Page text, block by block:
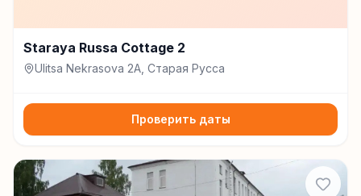
Staraya Russa Cottage 2
Ulitsa Nekrasova 2A, Старая Русса
Проверить даты